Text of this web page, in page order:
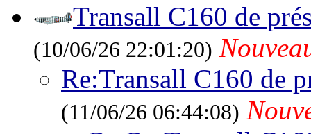
Transall C160 de
(10/06/26 22:01:20)
Re:Transall C160 de
(11/06/26 06:44:08)